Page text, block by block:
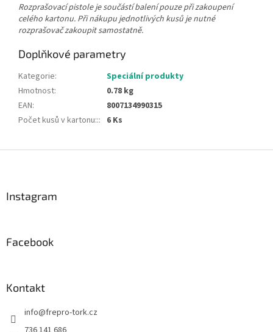
Rozprašovací pistole je součástí balení pouze při zakoupení
celého kartonu. Při nákupu jednotlivých kusů je nutné
rozprašovač zakoupit samostatně.
Doplňkové parametry
Kategorie:
Speciální produkty
Hmotnost:
0.78 kg
EAN:
8007134990315
Počet kusů v kartonu::: 6 Ks
Instagram
Facebook
Kontakt
info@frepro-tork.cz